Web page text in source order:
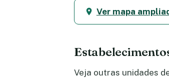
Ver mapa
Veja outras unidades